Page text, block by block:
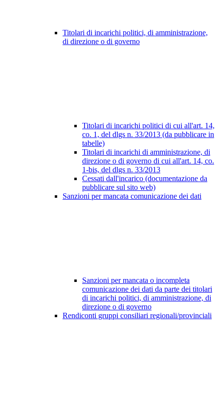
Titolari di incarichi politici, di amministrazione,
di direzione o di governo
Titolari di incarichi politici di cui all'art. 14,
co. 1, del dlgs n. 33/2013 (da pubblicare in
tabelle)
Titolari di incarichi di amministrazione, di
direzione o di governo di cui all'art. 14, co.
1-bis, del dlgs n. 33/2013
Cessati dall'incarico (documentazione da
pubblicare sul sito web)
Sanzioni per mancata comunicazione dei dati
Sanzioni per mancata o incompleta
comunicazione dei dati da parte dei titolari
di incarichi politici, di amministrazione, di
direzione o di governo
Rendiconti gruppi consiliari regionali/provinciali